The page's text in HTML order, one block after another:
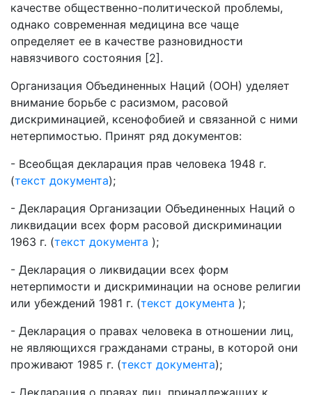
качестве общественно-политической проблемы,
однако современная медицина все чаще
определяет ее в качестве разновидности
навязчивого состояния [2].
Организация Объединенных Наций (ООН) уделяет
внимание борьбе с расизмом, расовой
дискриминацией, ксенофобией и связанной с ними
нетерпимостью. Принят ряд документов:
- Всеобщая декларация прав человека 1948 г.
(текст документа);
- Декларация Организации Объединенных Наций о
ликвидации всех форм расовой дискриминации
1963 г. (текст документа );
- Декларация о ликвидации всех форм
нетерпимости и дискриминации на основе религии
или убеждений 1981 г. (текст документа );
- Декларация о правах человека в отношении лиц,
не являющихся гражданами страны, в которой они
проживают 1985 г. (текст документа);
- Декларация о правах лиц, принадлежащих к